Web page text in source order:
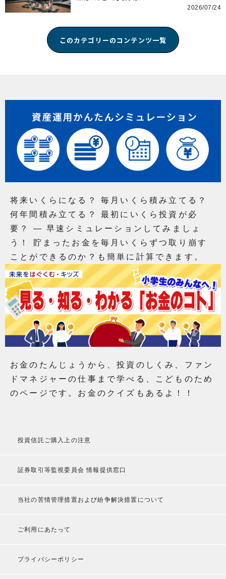
2026/07/24
このカテゴリーのコンテンツ一覧
将来いくらになる？ 毎月いくら積み立てる？
何年間積み立てる？ 最初にいくら投資が必
要？ ― 早速シミュレーションしてみましょ
う！ 貯まったお金を毎月いくらずつ取り崩す
ことができるのか？も簡単に計算できます。
お金のたんじょうから、投資のしくみ、ファン
ドマネジャーの仕事まで学べる、こどものため
のページです。お金のクイズもあるよ！！
投資信託ご購入上の注意
証券取引等監視委員会 情報提供窓口
当社の苦情管理措置および紛争解決措置について
ご利用にあたって
プライバシーポリシー